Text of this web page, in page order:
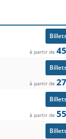
de.
à partir de
à partir de
à partir de